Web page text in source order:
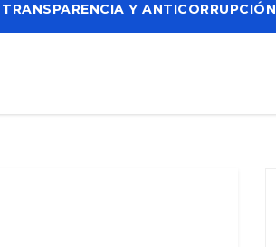
TRANSPARENCIA Y ANTICORRUPCIÓN